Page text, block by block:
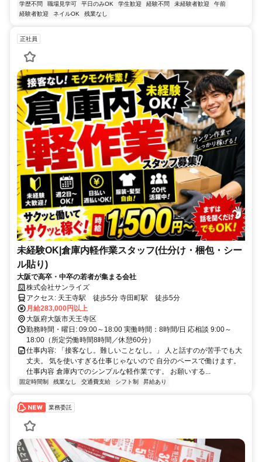
学歴不問
職場見学可 平日のみOK 学生歓迎 経験不問 未経験者歓迎
午前
経験者歓迎
ネイルOK 残業なし
正社員
未経験OK|倉庫内軽作業スタッフ(仕分け・梱包・シー
ル貼り)
大阪で高卒・中卒の若者が集まる会社
株式会社サンライズ
アクセス: 天王寺駅 徒歩5分 寺田町駅 徒歩5分
月給283,000円以上
大阪府大阪市天王寺区
勤務時間・曜日: 09:00～18:00 実働時間：8時間/日 応相談 9:00～
18:00（所定労働時間8時間／休憩60分）
仕事内容: 「接客なし。難しいことなし。」 人と話すのが苦手でも大
丈夫。 気を使いすぎる仕事じゃないので 自分のペースで働けます。
仕事内容 倉庫内でのシンプルな軽作業です。 お願いする...
固定時間制 残業なし 交通費支給 シフト制 昇給あり
業務委託